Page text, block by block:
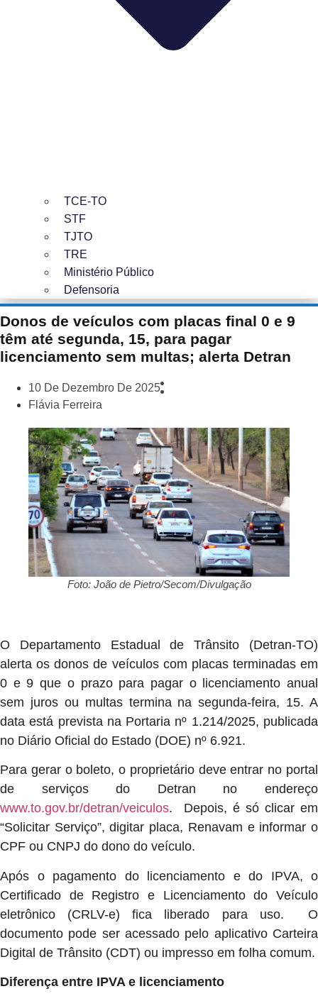
TCE-TO
STF
TJTO
TRE
Ministério Público
Defensoria
Donos de veículos com placas final 0 e 9
têm até segunda, 15, para pagar
licenciamento sem multas; alerta Detran
10 De Dezembro De 2025
Flávia Ferreira
Foto: João de Pietro/Secom/Divulgação
O Departamento Estadual de Trânsito (Detran-TO)
alerta os donos de veículos com placas terminadas em
0 e 9 que o prazo para pagar o licenciamento anual
sem juros ou multas termina na segunda-feira, 15. A
data está prevista na Portaria nº 1.214/2025, publicada
no Diário Oficial do Estado (DOE) nº 6.921.
Para gerar o boleto, o proprietário deve entrar no portal
de serviços do Detran no endereço
www.to.gov.br/detran/veiculos. Depois, é só clicar em
“Solicitar Serviço”, digitar placa, Renavam e informar o
CPF ou CNPJ do dono do veículo.
Após o pagamento do licenciamento e do IPVA, o
Certificado de Registro e Licenciamento do Veículo
eletrônico (CRLV-e) fica liberado para uso. O
documento pode ser acessado pelo aplicativo Carteira
Digital de Trânsito (CDT) ou impresso em folha comum.
Diferença entre IPVA e licenciamento